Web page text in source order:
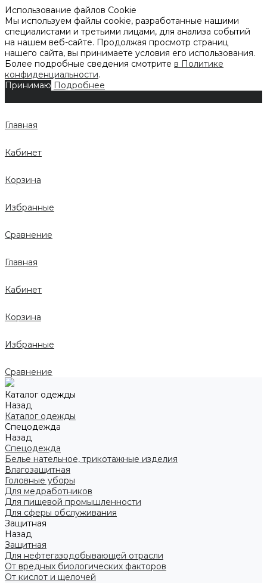
Использование файлов Cookie
Мы используем файлы cookie, разработанные нашими
специалистами и третьими лицами, для анализа событий
на нашем веб-сайте. Продолжая просмотр страниц
нашего сайта, вы принимаете условия его использования.
Более подробные сведения смотрите в Политике
конфиденциальности.
Принимаю Подробнее
Главная
Кабинет
Корзина
Избранные
Сравнение
Главная
Кабинет
Корзина
Избранные
Сравнение
Каталог одежды
Назад
Каталог одежды
Спецодежда
Назад
Спецодежда
Белье нательное, трикотажные изделия
Влагозащитная
Головные уборы
Для медработников
Для пищевой промышленности
Для сферы обслуживания
Защитная
Назад
Защитная
Для нефтегазодобывающей отрасли
От вредных биологических факторов
От кислот и щелочей